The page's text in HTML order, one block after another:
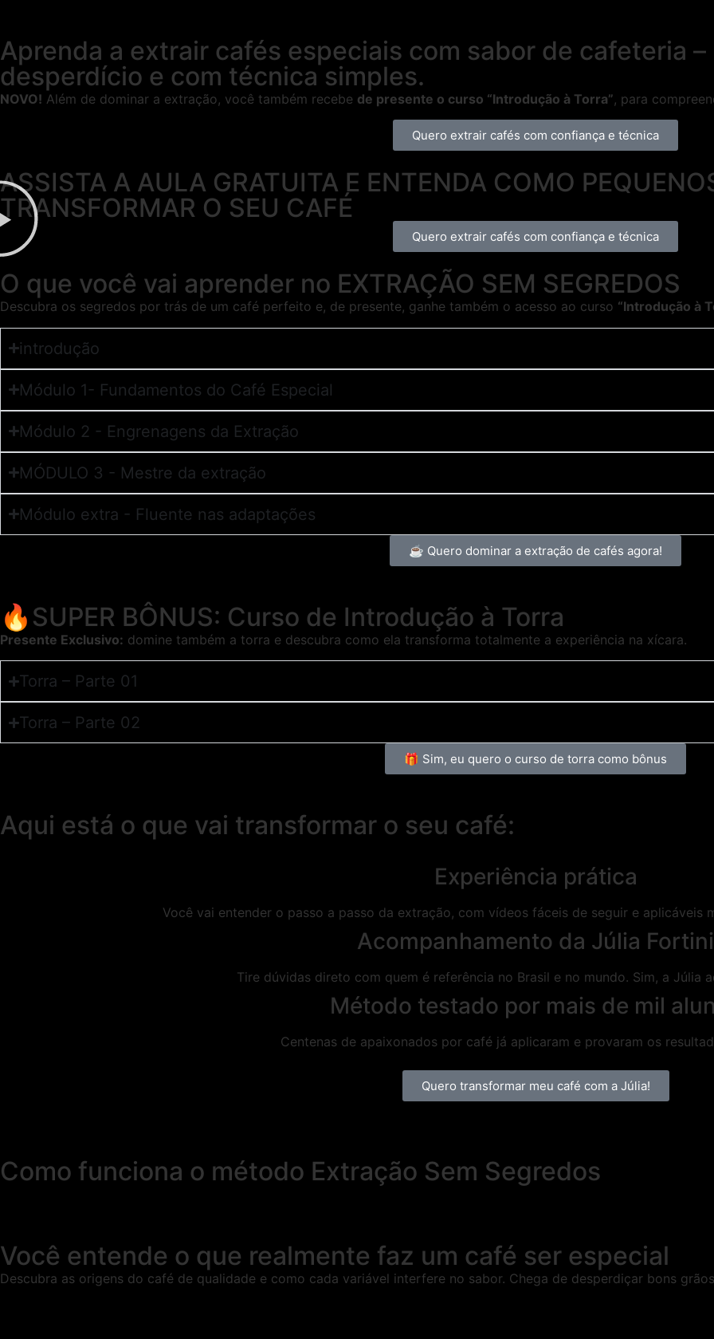
Aprenda a extrair cafés especiais com sabor de cafeteria –
desperdício e com técnica simples.
NOVO! Além de dominar a extração, você também recebe de presente o curso “Introdução à Torra”, para
Quero extrair cafés com confiança e técnica
ASSISTA A AULA GRATUITA E ENTENDA COMO
TRANSFORMAR O SEU CAFÉ
Quero extrair cafés com confiança e técnica
O que você vai aprender no EXTRAÇÃO SEM SEGREDOS
Descubra os segredos por trás de um café perfeito e, de presente, ganhe também o acesso ao curso “Introdução à
introdução
Módulo 1- Fundamentos do Café Especial
Módulo 2 - Engrenagens da Extração
MÓDULO 3 - Mestre da extração
Módulo extra - Fluente nas adaptações
☕ Quero dominar a extração de cafés agora!
🔥SUPER BÔNUS: Curso de Introdução à Torra
Presente Exclusivo: domine também a torra e descubra como ela transforma totalmente a experiência na xícara.
Torra – Parte 01
Torra – Parte 02
🎁 Sim, eu quero o curso de torra como bônus
Aqui está o que vai transformar o seu café:
Experiência prática
Você vai entender o passo a passo da extração, com vídeos fáceis de seguir e aplicáveis
Acompanhamento da Júlia Fortini
Tire dúvidas direto com quem é referência no Brasil e no mundo. Sim, a Júlia
Método testado por mais de mil
Centenas de apaixonados por café já aplicaram e provaram os
Quero transformar meu café com a Júlia!
Como funciona o método Extração Sem Segredos
Você entende o que realmente faz um café ser especial
Descubra as origens do café de qualidade e como cada variável interfere no sabor. Chega de desperdiçar bons